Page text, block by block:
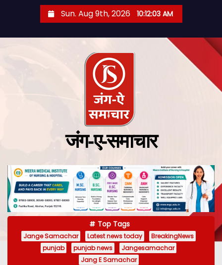
Sun. Aug 9th, 2026 10:12:04 AM
जंग-ए-समाचार
Top Tags
Jange Samachar Latest news today
BreakingNews
punjab
punjab news
Jangesamachar
Jang E Samachar